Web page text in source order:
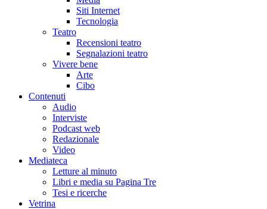
Siti Internet
Tecnologia
Teatro
Recensioni teatro
Segnalazioni teatro
Vivere bene
Arte
Cibo
Contenuti
Audio
Interviste
Podcast web
Redazionale
Video
Mediateca
Letture al minuto
Libri e media su Pagina Tre
Tesi e ricerche
Vetrina